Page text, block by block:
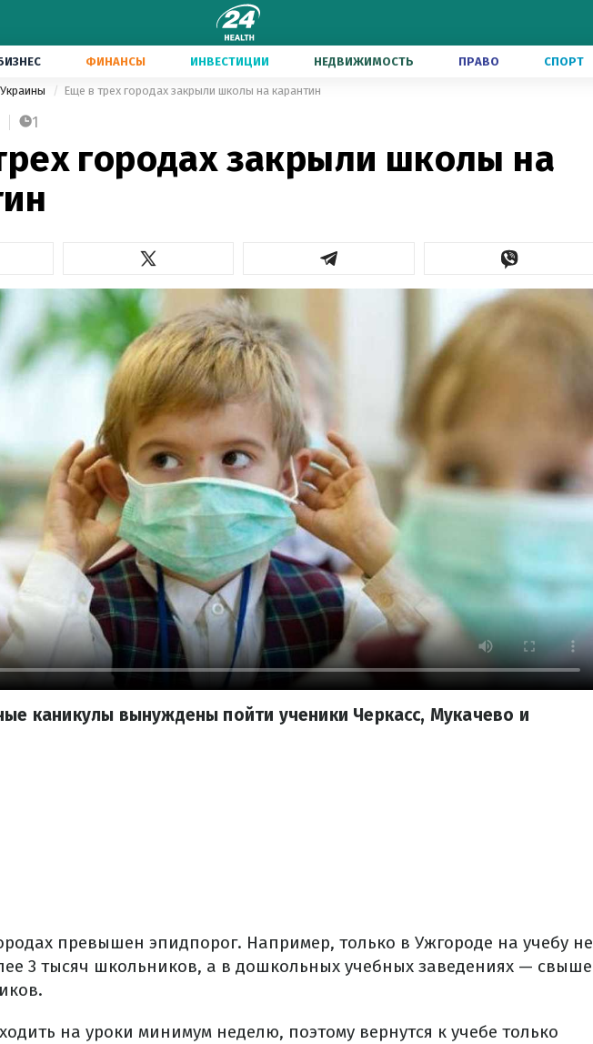
ФИНАНСЫ ИНВЕСТИЦИИ НЕДВИЖИМОСТЬ ПРАВО СПОРТ
Еще в трех городах закрыли школы на карантин
1
городах закрыли школы на
каникулы вынуждены пойти ученики Черкасс, Мукачево и
превышен эпидпорог. Например, только в Ужгороде на учебу не
3 тысяч школьников, а в дошкольных учебных заведениях — свыше
на уроки минимум неделю, поэтому вернутся к учебе только